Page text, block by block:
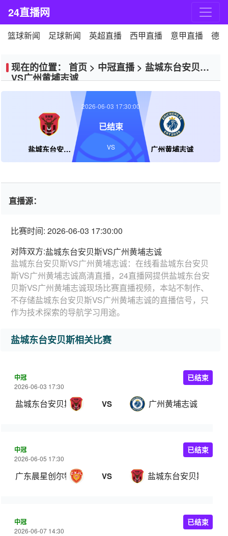
24直播网
篮球新闻 足球新闻 英超直播 西甲直播 意甲直播 德
现在的位置： 首页 > 中冠直播> 盐城东台安贝斯
VS广州黄埔志诚
盐城东台安贝斯 广州黄埔志诚
2026-06-03 17:30:00
已结束
VS
直播源：
比赛时间: 2026-06-03 17:30:00
对阵双方:盐城东台安贝斯VS广州黄埔志诚
盐城东台安贝斯VS广州黄埔志诚：在线看盐城东台安贝
斯VS广州黄埔志诚高清直播，24直播网提供盐城东台安
贝斯VS广州黄埔志诚现场比赛直播视频，本站不制作、
不存储盐城东台安贝斯VS广州黄埔志诚的直播信号，只
作为技术探索的导航学习用途。
盐城东台安贝斯相关比赛
中冠
2026-06-03 17:30
盐城东台安贝斯 VS 广州黄埔志诚
已结束
中冠
2026-06-05 17:30
广东晨星创尔特 VS 盐城东台安贝斯
已结束
中冠
2026-06-07 14:30
已结束